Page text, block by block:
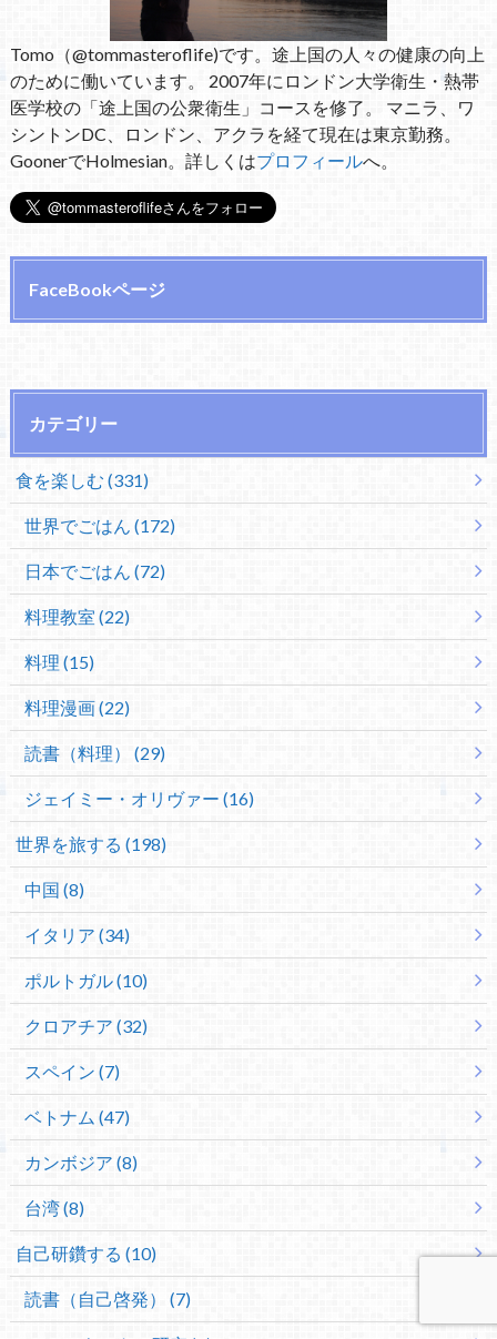
Tomo（@tommasteroflife)です。途上国の人々の健康の向上
のために働いています。 2007年にロンドン大学衛生・熱帯
医学校の「途上国の公衆衛生」コースを修了。 マニラ、ワ
シントンDC、ロンドン、アクラを経て現在は東京勤務。
GoonerでHolmesian。詳しくはプロフィールへ。
FaceBookページ
カテゴリー
食を楽しむ (331)
世界でごはん (172)
日本でごはん (72)
料理教室 (22)
料理 (15)
料理漫画 (22)
読書（料理） (29)
ジェイミー・オリヴァー (16)
世界を旅する (198)
中国 (8)
イタリア (34)
ポルトガル (10)
クロアチア (32)
スペイン (7)
ベトナム (47)
カンボジア (8)
台湾 (8)
自己研鑽する (10)
読書（自己啓発） (7)